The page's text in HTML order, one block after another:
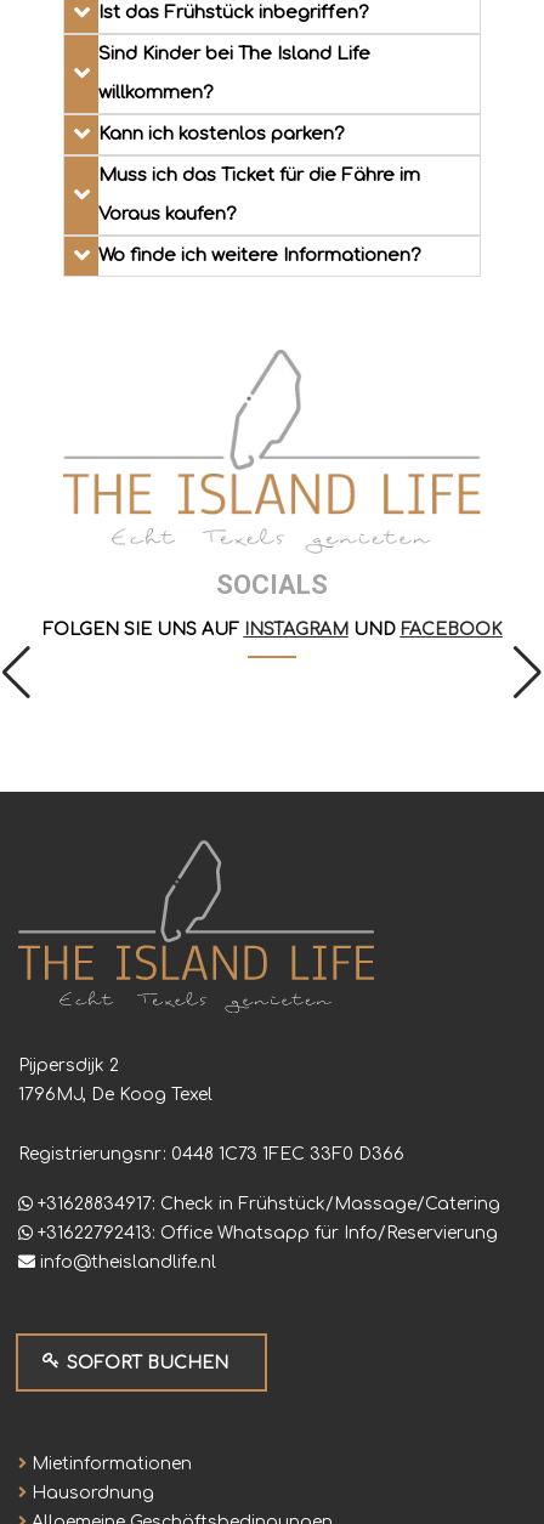
Ist das Frühstück inbegriffen?
Sind Kinder bei The Island Life
willkommen?
Kann ich kostenlos parken?
Muss ich das Ticket für die Fähre im
Voraus kaufen?
Wo finde ich weitere Informationen?
SOCIALS
FOLGEN SIE UNS AUF INSTAGRAM UND FACEBOOK
Pijpersdijk 2
1796MJ, De Koog Texel
Registrierungsnr: 0448 1C73 1FEC 33F0 D366
+31628834917: Check in Frühstück/Massage/Catering
+31622792413: Office Whatsapp für Info/Reservierung
info@theislandlife.nl
SOFORT BUCHEN
Mietinformationen
Hausordnung